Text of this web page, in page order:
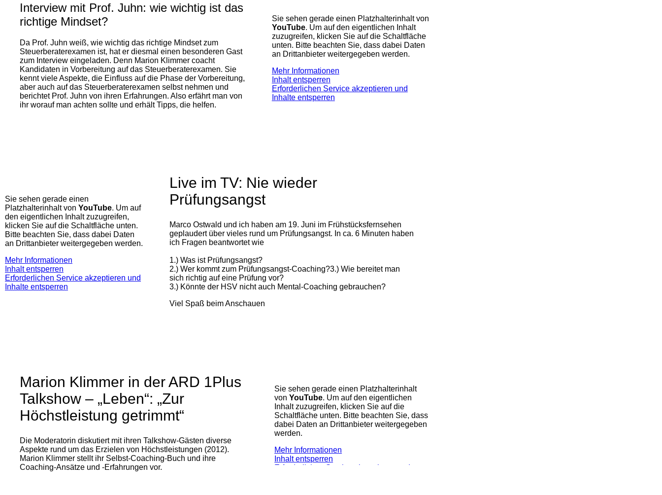
Sie sehen gerade einen Platzhalterinhalt von
YouTube. Um auf den eigentlichen Inhalt
zuzugreifen, klicken Sie auf die Schaltfläche
unten. Bitte beachten Sie, dass dabei Daten
an Drittanbieter weitergegeben werden.
Mehr Informationen
Inhalt entsperren
Erforderlichen Service akzeptieren und
Inhalte entsperren
Interview mit Prof. Juhn: wie wichtig ist das
richtige Mindset?
Da Prof. Juhn weiß, wie wichtig das richtige Mindset zum
Steuerberaterexamen ist, hat er diesmal einen besonderen Gast
zum Interview eingeladen. Denn Marion Klimmer coacht
Kandidaten in Vorbereitung auf das Steuerberaterexamen. Sie
kennt viele Aspekte, die Einfluss auf die Phase der Vorbereitung,
aber auch auf das Steuerberaterexamen selbst nehmen und
berichtet Prof. Juhn von ihren Erfahrungen. Also erfährt man von
ihr worauf man achten sollte und erhält Tipps, die helfen.
Sie sehen gerade einen
Platzhalterinhalt von YouTube. Um auf
den eigentlichen Inhalt zuzugreifen,
klicken Sie auf die Schaltfläche unten.
Bitte beachten Sie, dass dabei Daten
an Drittanbieter weitergegeben werden.
Mehr Informationen
Inhalt entsperren
Erforderlichen Service akzeptieren und
Inhalte entsperren
Live im TV: Nie wieder
Prüfungsangst
Marco Ostwald und ich haben am 19. Juni im Frühstücksfernsehen
geplaudert über vieles rund um Prüfungsangst. In ca. 6 Minuten haben
ich Fragen beantwortet wie
1.) Was ist Prüfungsangst?
2.) Wer kommt zum Prüfungsangst-Coaching?3.) Wie bereitet man
sich richtig auf eine Prüfung vor?
3.) Könnte der HSV nicht auch Mental-Coaching gebrauchen?
Viel Spaß beim Anschauen
Sie sehen gerade einen Platzhalterinhalt
vonYouTube. Um auf den eigentlichen
Inhalt zuzugreifen, klicken Sie auf die
Schaltfläche unten. Bitte beachten Sie, dass
dabei Daten an Drittanbieter weitergegeben
werden.
Mehr Informationen
Inhalt entsperren
Erforderlichen Service akzeptieren und
Marion Klimmer in der ARD 1Plus
Talkshow – „Leben“: „Zur
Höchstleistung getrimmt“
Die Moderatorin diskutiert mit ihren Talkshow-Gästen diverse
Aspekte rund um das Erzielen von Höchstleistungen (2012).
Marion Klimmer stellt ihr Selbst-Coaching-Buch und ihre
Coaching-Ansätze und -Erfahrungen vor.